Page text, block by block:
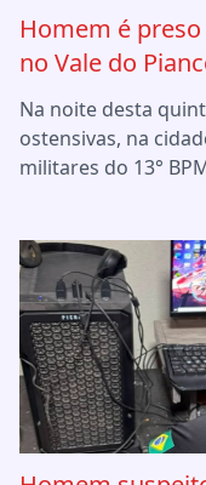
Homem é
no Vale do
Na noite desta
ostensivas, na
militares do 13°